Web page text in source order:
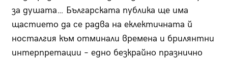
за душата… Българската публика ще има
щастието да се радва на еклектичната й
носталгия към отминали времена и брилянтни
интерпретации – едно безкрайно празнично